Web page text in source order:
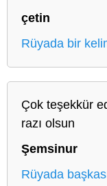
çetin
Rüyada bir
Çok teşekkür
razı olsun
Şemsinur
Rüyada